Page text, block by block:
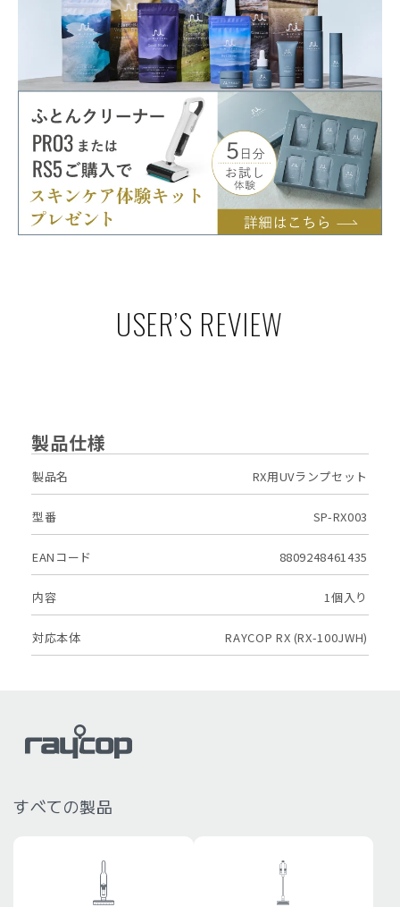
USER’S REVIEW
製品仕様
製品名 RX用UVランプセット
型番 SP-RX003
EANコード 8809248461435
内容 1個入り
対応本体 RAYCOP RX (RX-100JWH)
すべての製品